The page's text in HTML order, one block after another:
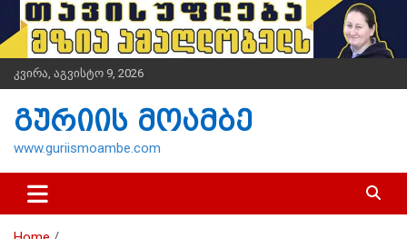
i
t
n
კვირა, აგვისტო 9, 2026
გურიის მოამბე
www.guriismoambe.com